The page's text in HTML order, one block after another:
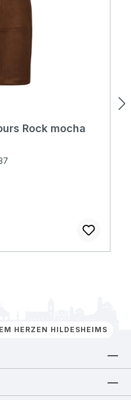
Rock mocha
HERZEN HILDESHEIMS